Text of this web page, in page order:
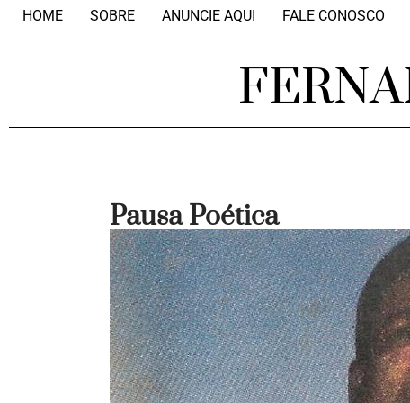
HOME SOBRE ANUNCIE AQUI FALE CONOSCO
Pausa Poética